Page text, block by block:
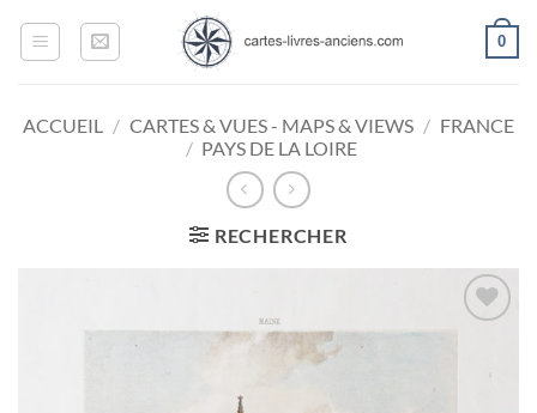
0
ACCUEIL / CARTES & VUES - MAPS & VIEWS / FRANCE
/ PAYS DE LA LOIRE
RECHERCHER